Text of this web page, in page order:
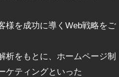
様を成功に導くWeb戦略をご
析をもとに、ホームページ制
ケティングといった